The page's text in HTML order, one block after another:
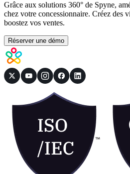
Grâce aux solutions 360° de Spyne,
chez votre concessionnaire. Créez des
boostez vos ventes.
Réserver une démo